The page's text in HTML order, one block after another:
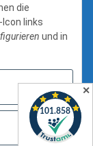
die
links
und in
✕